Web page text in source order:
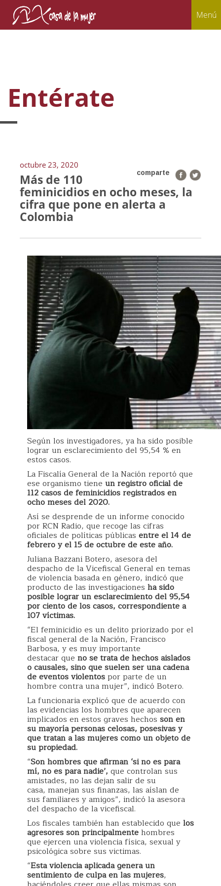
Menú
Entérate
octubre 23, 2020
comparte
Más de 110
feminicidios en ocho meses, la
cifra que pone en alerta a
Colombia
Según los investigadores, ya ha sido posible
lograr un esclarecimiento del 95,54 % en
estos casos.
La Fiscalía General de la Nación reportó que
ese organismo tiene un registro oficial de
112 casos de feminicidios registrados en
ocho meses del 2020.
Así se desprende de un informe conocido
por RCN Radio, que recoge las cifras
oficiales de políticas públicas entre el 14 de
febrero y el 15 de octubre de este año.
Juliana Bazzani Botero, asesora del
despacho de la Vicefiscal General en temas
de violencia basada en género, indicó que
producto de las investigaciones ha sido
posible lograr un esclarecimiento del 95,54
por ciento de los casos, correspondiente a
107 víctimas.
“El feminicidio es un delito priorizado por el
fiscal general de la Nación, Francisco
Barbosa, y es muy importante
destacar que no se trata de hechos aislados
o causales, sino que suelen ser una cadena
de eventos violentospor parte de un
hombre contra una mujer”, indicó Botero.
La funcionaria explicó que de acuerdo con
las evidencias los hombres que aparecen
implicados en estos graves hechos son en
su mayoría personas celosas, posesivas y
que tratan a las mujeres como un objeto de
su propiedad.
“Son hombres que afirman ‘si no es para
mí, no es para nadie’, que controlan sus
amistades, no las dejan salir de su
casa, manejan sus finanzas, las aíslan de
sus familiares y amigos”, indicó la asesora
del despacho de la vicefiscal.
Los fiscales también han establecido que los
agresores son principalmentehombres
que ejercen una violencia física, sexual y
psicológica sobre sus victimas.
“Esta violencia aplicada genera un
sentimiento de culpa en las mujeres,